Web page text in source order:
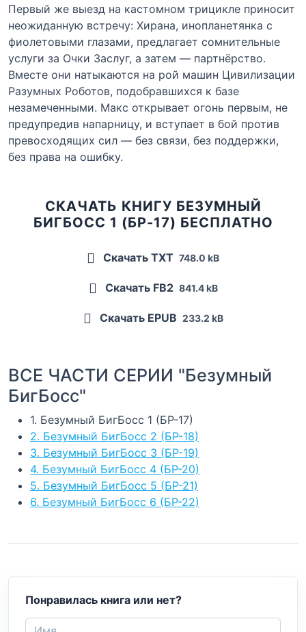
Первый же выезд на кастомном трицикле приносит
неожиданную встречу: Хирана, инопланетянка с
фиолетовыми глазами, предлагает сомнительные
услуги за Очки Заслуг, а затем — партнёрство.
Вместе они натыкаются на рой машин Цивилизации
Разумных Роботов, подобравшихся к базе
незамеченными. Макс открывает огонь первым, не
предупредив напарницу, и вступает в бой против
превосходящих сил — без связи, без поддержки,
без права на ошибку.
СКАЧАТЬ КНИГУ БЕЗУМНЫЙ
БИГБОСС 1 (БР-17) БЕСПЛАТНО
Скачать TXT 748.0 kB
Скачать FB2 841.4 kB
Скачать EPUB 233.2 kB
ВСЕ ЧАСТИ СЕРИИ "Безумный
БигБосс"
1. Безумный БигБосс 1 (БР-17)
2. Безумный БигБосс 2 (БР-18)
3. Безумный БигБосс 3 (БР-19)
4. Безумный БигБосс 4 (БР-20)
5. Безумный БигБосс 5 (БР-21)
6. Безумный БигБосс 6 (БР-22)
Понравилась книга или нет?